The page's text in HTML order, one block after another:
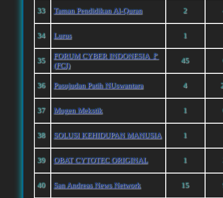
33 Taman Pendidikan Al-Quran 2
34 Lurus 1
35
FORUM CYBER INDONESIA 🚩
(FCI)
45
36 Pasujudan Patih NUswantara 4
37 Mugen Mekstik 1
38 SOLUSI KEHIDUPAN MANUSIA 1
39 OBAT CYTOTEC ORIGINAL 1
40 San Andreas News Network 15